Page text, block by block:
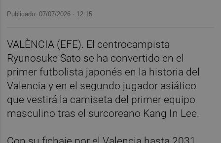
Publicado: 07/07/2026 · 12:15
VALÈNCIA (EFE). El centrocampista
Ryunosuke Sato se ha convertido en el
primer futbolista japonés en la historia del
Valencia y en el segundo jugador asiático
que vestirá la camiseta del primer equipo
masculino tras el surcoreano Kang In Lee.